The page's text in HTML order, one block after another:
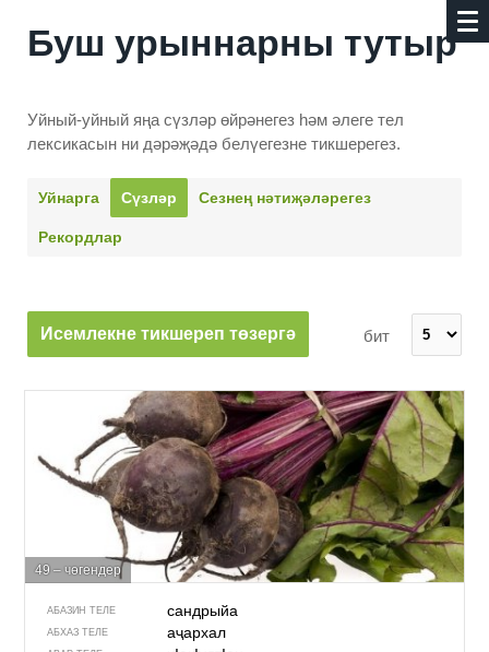
Буш урыннарны тутыр
Уйный-уйный яңа сүзләр өйрәнегез һәм әлеге тел
лексикасын ни дәрәҗәдә белүегезне тикшерегез.
Уйнарга Сүзләр Сезнең нәти­җәләрегез
Рекордлар
Исемлекне тикшереп төзергә бит
49 – чөгендер
АБАЗИН ТЕЛЕ сандрыйа
АБХАЗ ТЕЛЕ аҷархал